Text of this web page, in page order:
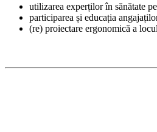
utilizarea experților în sănătate
participarea și educația
(re) proiectare ergonomică a